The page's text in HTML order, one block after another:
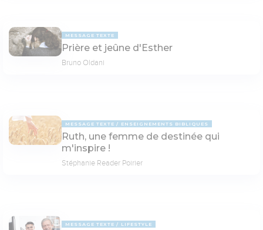
MESSAGE TEXTE
Prière et jeûne d'Esther
Bruno Oldani
MESSAGE TEXTE ENSEIGNEMENTS BIBLIQUES
Ruth, une femme de destinée qui
m'inspire !
Stéphanie Reader Poirier
MESSAGE TEXTE LIFESTYLE